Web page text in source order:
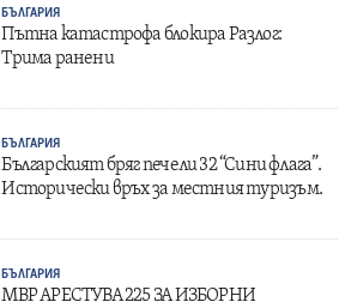
БЪЛГАРИЯ
Пътна катастрофа блокира Разлог:
Трима ранени
БЪЛГАРИЯ
Българският бряг печели 32 “Сини флага”.
Исторически връх за местния туризъм.
БЪЛГАРИЯ
МВР АРЕСТУВА 225 ЗА ИЗБОРНИ